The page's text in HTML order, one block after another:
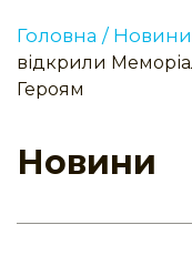
Головна /
відкрили
Героям
Новини